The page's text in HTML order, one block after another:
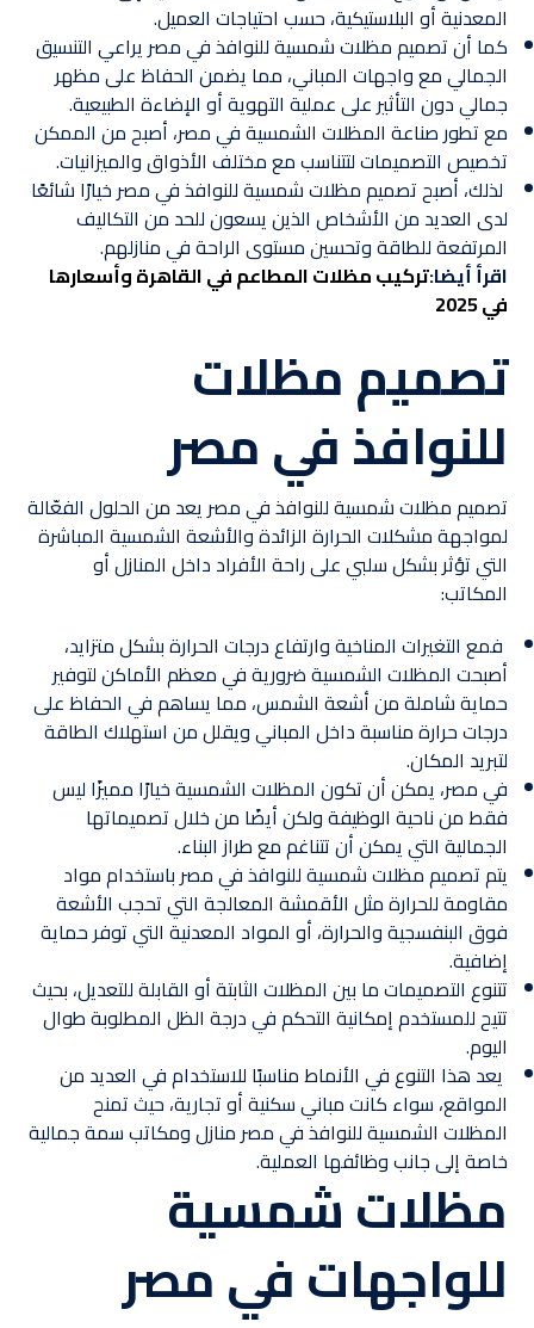
المعدنية أو البلاستيكية، حسب احتياجات العميل.
كما أن تصميم مظلات شمسية للنوافذ في مصر يراعي التنسيق
الجمالي مع واجهات المباني، مما يضمن الحفاظ على مظهر
جمالي دون التأثير على عملية التهوية أو الإضاءة الطبيعية.
مع تطور صناعة المظلات الشمسية في مصر، أصبح من الممكن
تخصيص التصميمات لتتناسب مع مختلف الأذواق والميزانيات.
لذلك، أصبح تصميم مظلات شمسية للنوافذ في مصر خيارًا شائعًا
لدى العديد من الأشخاص الذين يسعون للحد من التكاليف
المرتفعة للطاقة وتحسين مستوى الراحة في منازلهم.
اقرأ أيضا:تركيب مظلات المطاعم في القاهرة وأسعارها
في 2025
تصميم مظلات
للنوافذ في مصر
تصميم مظلات شمسية للنوافذ في مصر يعد من الحلول الفعّالة
لمواجهة مشكلات الحرارة الزائدة والأشعة الشمسية المباشرة
التي تؤثر بشكل سلبي على راحة الأفراد داخل المنازل أو
المكاتب:
فمع التغيرات المناخية وارتفاع درجات الحرارة بشكل متزايد،
أصبحت المظلات الشمسية ضرورية في معظم الأماكن لتوفير
حماية شاملة من أشعة الشمس، مما يساهم في الحفاظ على
درجات حرارة مناسبة داخل المباني ويقلل من استهلاك الطاقة
لتبريد المكان.
في مصر، يمكن أن تكون المظلات الشمسية خيارًا مميزًا ليس
فقط من ناحية الوظيفة ولكن أيضًا من خلال تصميماتها
الجمالية التي يمكن أن تتناغم مع طراز البناء.
يتم تصميم مظلات شمسية للنوافذ في مصر باستخدام مواد
مقاومة للحرارة مثل الأقمشة المعالجة التي تحجب الأشعة
فوق البنفسجية والحرارة، أو المواد المعدنية التي توفر حماية
إضافية.
تتنوع التصميمات ما بين المظلات الثابتة أو القابلة للتعديل، بحيث
تتيح للمستخدم إمكانية التحكم في درجة الظل المطلوبة طوال
اليوم.
يعد هذا التنوع في الأنماط مناسبًا للاستخدام في العديد من
المواقع، سواء كانت مباني سكنية أو تجارية، حيث تمنح
المظلات الشمسية للنوافذ في مصر منازل ومكاتب سمة جمالية
خاصة إلى جانب وظائفها العملية.
مظلات شمسية
للواجهات في مصر